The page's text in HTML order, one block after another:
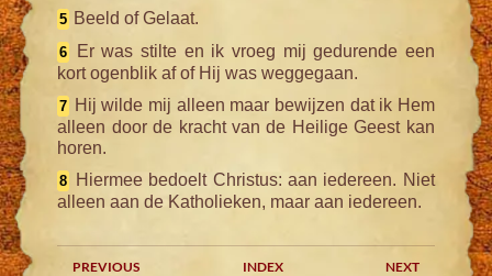
5 Beeld of Gelaat.
6
Er was stilte en ik vroeg mij gedurende een
kort ogenblik af of Hij was weggegaan.
7 Hij wilde mij alleen maar bewijzen dat ik Hem
alleen door de kracht van de Heilige Geest kan
horen.
8
Hiermee bedoelt Christus: aan iedereen. Niet
alleen aan de Katholieken, maar aan iedereen.
PREVIOUS INDEX
NEXT